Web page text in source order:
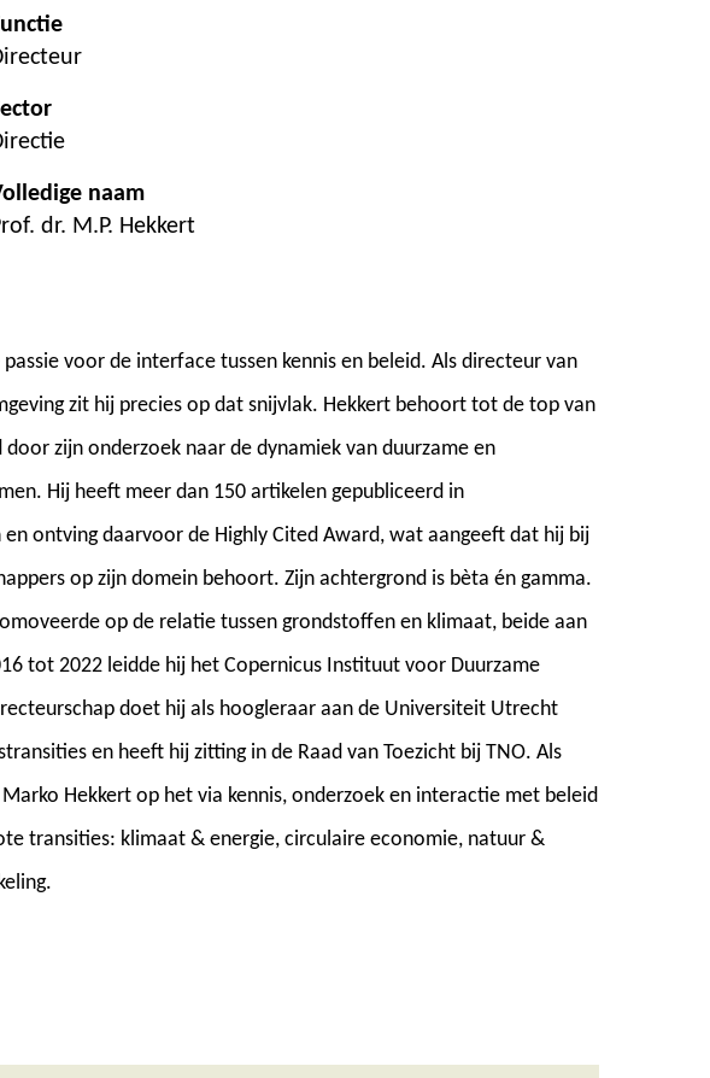
naam
dr. M.P. Hekkert
voor de interface tussen kennis en beleid. Als directeur van
zit hij precies op dat snijvlak. Hekkert behoort tot de top van
zijn onderzoek naar de dynamiek van duurzame en
Hij heeft meer dan 150 artikelen gepubliceerd in
ontving daarvoor de Highly Cited Award, wat aangeeft dat hij bij
op zijn domein behoort. Zijn achtergrond is bèta én gamma.
op de relatie tussen grondstoffen en klimaat, beide aan
tot 2022 leidde hij het Copernicus Instituut voor Duurzame
doet hij als hoogleraar aan de Universiteit Utrecht
en heeft hij zitting in de Raad van Toezicht bij TNO. Als
Hekkert op het via kennis, onderzoek en interactie met beleid
transities: klimaat & energie, circulaire economie, natuur &